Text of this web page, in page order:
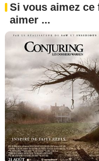
Si vous aimez
aimer ...